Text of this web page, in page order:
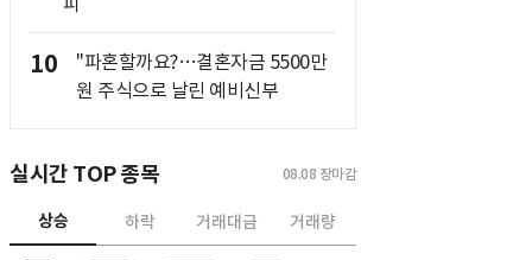
10
"파혼할까요?…결혼자금 5500만
원 주식으로 날린 예비신부
실시간 TOP 종목 08.08 장마감
상승 하락 거래대금 거래량